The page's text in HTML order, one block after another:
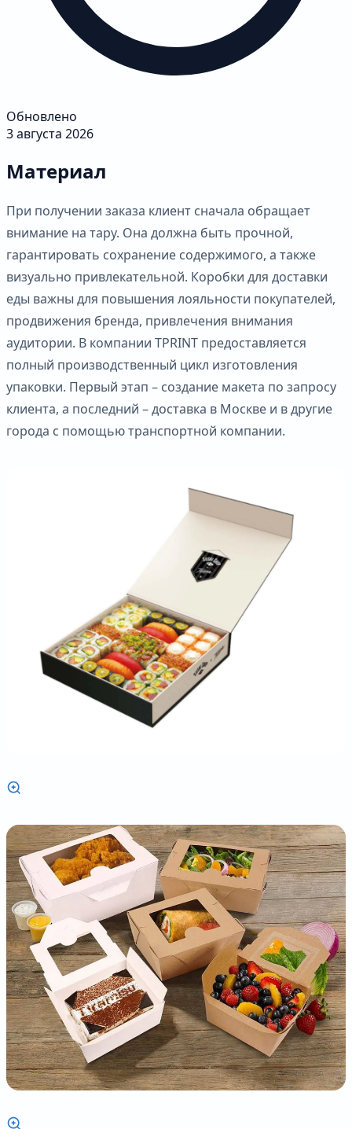
Обновлено
3 августа 2026
Материал
При получении заказа клиент сначала обращает
внимание на тару. Она должна быть прочной,
гарантировать сохранение содержимого, а также
визуально привлекательной. Коробки для доставки
еды важны для повышения лояльности покупателей,
продвижения бренда, привлечения внимания
аудитории. В компании TPRINT предоставляется
полный производственный цикл изготовления
упаковки. Первый этап – создание макета по запросу
клиента, а последний – доставка в Москве и в другие
города с помощью транспортной компании.